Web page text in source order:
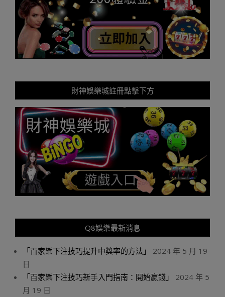
財神娛樂城註冊點擊下方
Q8娛樂最新消息
「百家樂下注技巧提升中獎率的方法」
2024 年 5 月 19
日
「百家樂下注技巧新手入門指南：開始贏錢」
2024 年 5
月 19 日